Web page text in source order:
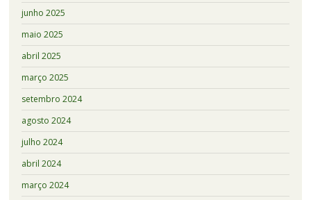
junho 2025
maio 2025
abril 2025
março 2025
setembro 2024
agosto 2024
julho 2024
abril 2024
março 2024